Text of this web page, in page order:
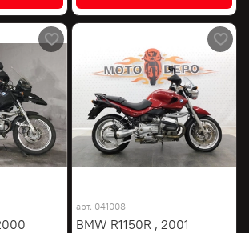
арт. 041008
BMW R1150R , 2001